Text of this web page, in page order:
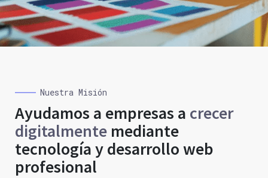
Nuestra Misión
Ayudamos a empresas a crecer
digitalmente mediante
tecnología y desarrollo web
profesional